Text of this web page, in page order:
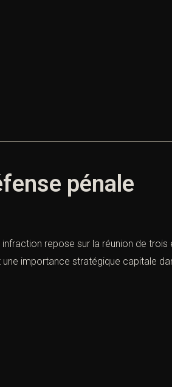
pénale
repose sur la réunion de trois
une importance stratégique capitale